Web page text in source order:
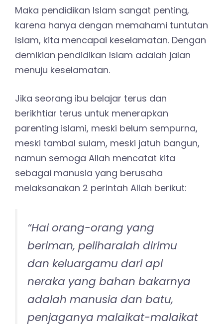
penjaganya malaikat-malaikat
yang kasar yang keras yang
tidak mendurhakai Allah
terhadap apa yang
mereka dan selalu
mengerjakan apa yang
diperintahkan.” (QS. At Tahrim:
6)
ibu yang belajar dan
menerapkan parenting islami?
Jika seorang ibu belajar terus dan
berikhtiar terus untuk menerapkan
parenting islami, meski belum sempurna,
meski tambal sulam, meski jatuh bangun,